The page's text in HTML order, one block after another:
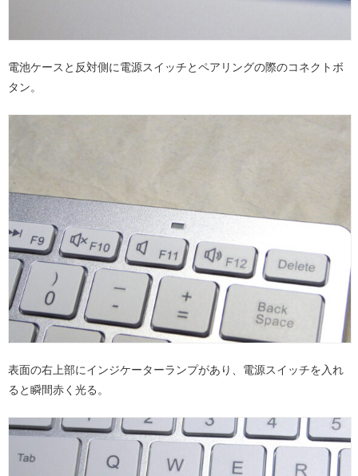
電池ケースと反対側に電源スイッチとペアリングの際のコネクトボ
タン。
表面の右上部にインジケーターランプがあり、電源スイッチを入れ
ると瞬間赤く光る。